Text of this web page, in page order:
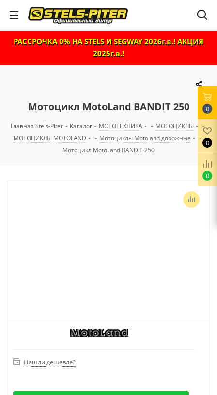
РАССРОЧКА 0% НА STELS И SEGWAY 2026г.в.! АКЦИЯ
2025г.в.!
Мотоцикл MotoLand BANDIT 250
Главная Stels-Piter - Каталог - МОТОТЕХНИКА - МОТОЦИКЛЫ
-
МОТОЦИКЛЫ MOTOLAND
- Мотоциклы Motoland дорожные
-
Мотоцикл MotoLand BANDIT 250
Нашли дешевле?
0
0
0